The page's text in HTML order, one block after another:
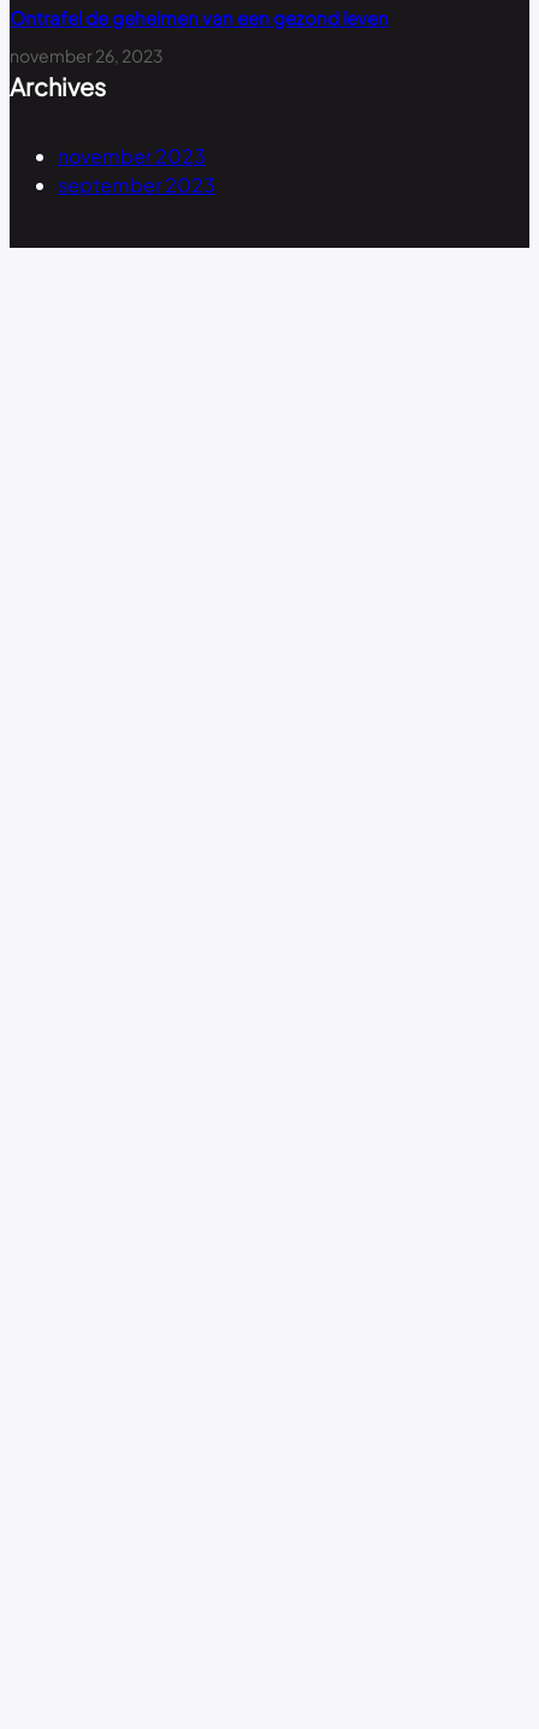
Ontrafel de geheimen van een gezond leven
november 26, 2023
Archives
november 2023
september 2023